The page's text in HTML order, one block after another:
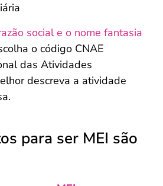
social e o nome fantasia
o código CNAE
das Atividades
descreva a atividade
para ser MEI são